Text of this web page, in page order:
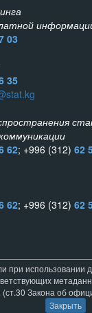
03
35
62; +996 (312) 62
62; +996 (312) 62
при использовании
(ст.30 Закона об
Закрыть